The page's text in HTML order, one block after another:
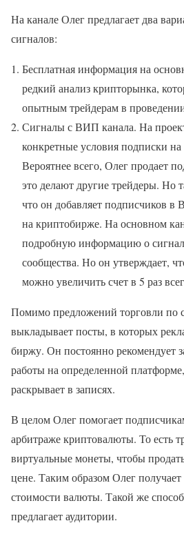
На канале Олег предлагает два
сигналов:
Бесплатная информация на
редкий анализ крипторынка,
опытным трейдерам в
Сигналы с ВИП канала. На
конкретные условия подписки
Вероятнее всего, Олег продает
это делают другие трейдеры. Но
что он добавляет подписчиков в
на криптобирже. На основном
подробную информацию о
сообщества. Но он утверждает,
можно увеличить счет в 5 раз
Помимо предложений торговли по
выкладывает посты, в которых
биржу. Он постоянно рекомендует
работы на определенной
раскрывает в записях.
В целом Олег помогает
арбитраже криптовалюты. То есть
виртуальные монеты, чтобы
цене. Таким образом Олег
стоимости валюты. Такой же способ
предлагает аудитории.